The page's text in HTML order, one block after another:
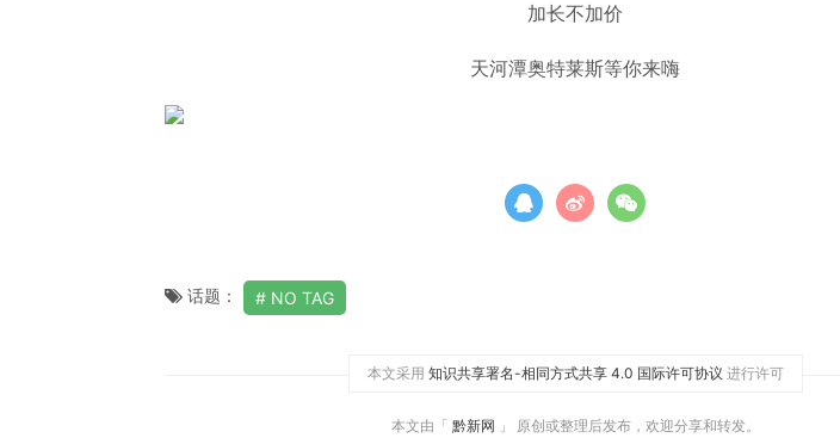
加长不加价
天河潭奥特莱斯等你来嗨
话题： NO TAG
本文采用 知识共享署名-相同方式共享 4.0 国际许可协议 进行许可
本文由「 黔新网 」 原创或整理后发布，欢迎分享和转发。